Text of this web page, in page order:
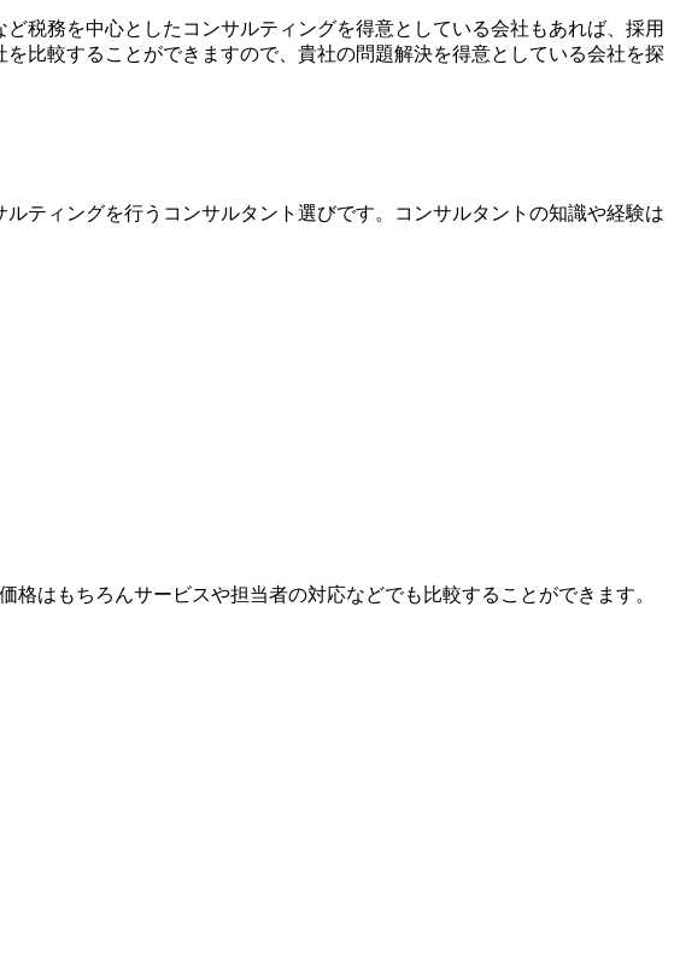
税務を中心としたコンサルティングを得意としている会社もあれば、採用
比較することができますので、貴社の問題解決を得意としている会社を探
ティングを行うコンサルタント選びです。コンサルタントの知識や経験は
はもちろんサービスや担当者の対応などでも比較することができます。